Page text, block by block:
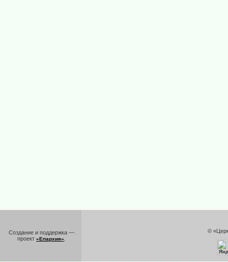
Создание и поддержка —
проект «Епархия»
©